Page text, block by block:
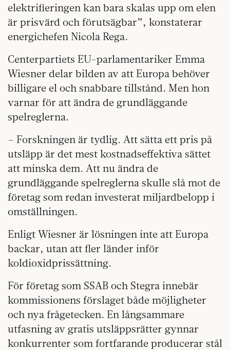
elektrifieringen kan bara skalas upp om elen
är prisvärd och förutsägbar”, konstaterar
energichefen Nicola Rega.
Centerpartiets EU-parlamentariker Emma
Wiesner delar bilden av att Europa behöver
billigare el och snabbare tillstånd. Men hon
varnar för att ändra de grundläggande
spelreglerna.
– Forskningen är tydlig. Att sätta ett pris på
utsläpp är det mest kostnadseffektiva sättet
att minska dem. Att nu ändra de
grundläggande spelreglerna skulle slå mot de
företag som redan investerat miljardbelopp i
omställningen.
Enligt Wiesner är lösningen inte att Europa
backar, utan att fler länder inför
koldioxidprissättning.
För företag som SSAB och Stegra innebär
kommissionens förslaget både möjligheter
och nya frågetecken. En långsammare
utfasning av gratis utsläppsrätter gynnar
konkurrenter som fortfarande producerar stål